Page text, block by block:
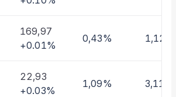
169,97
+0.01%
0,43% 1,12%
22,93
+0.03%
1,09% 3,11%